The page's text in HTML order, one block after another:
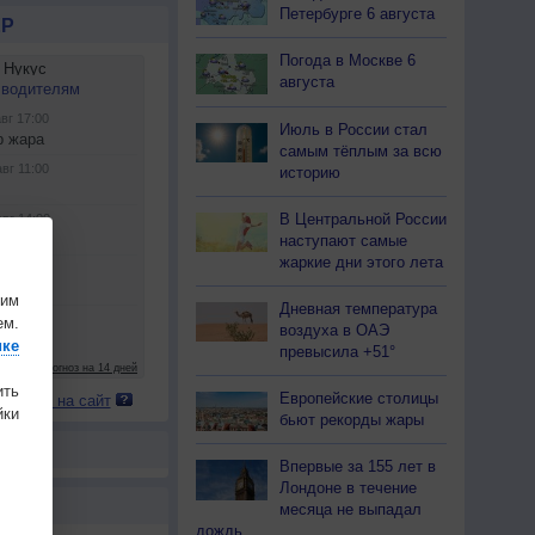
7
км
>10 км
>10 км
С
8
>10 км
жара
да
С
13
>10 км
ветер
да
С
15
ветер
да
С
нет
да
на сайт
Петербурге 6 августа
Погода в Москве 6
августа
Июль в России стал
самым тёплым за всю
историю
В Центральной России
наступают самые
жаркие дни этого лета
Дневная температура
воздуха в ОАЭ
превысила +51°
Европейские столицы
бьют рекорды жары
Впервые за 155 лет в
Лондоне в течение
месяца не выпадал
дождь